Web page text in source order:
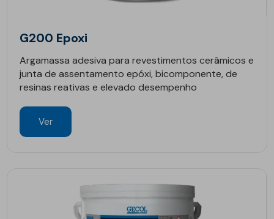
G200 Epoxi
Argamassa adesiva para revestimentos cerâmicos e
junta de assentamento epóxi, bicomponente, de
resinas reativas e elevado desempenho
Ver